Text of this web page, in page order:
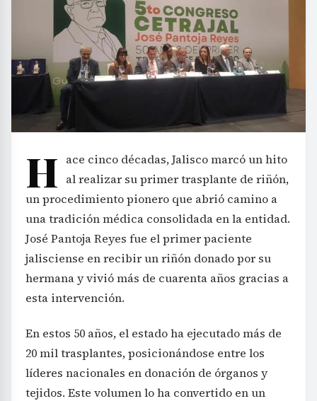
H ace cinco décadas, Jalisco marcó un hito
al realizar su primer trasplante de riñón,
un procedimiento pionero que abrió camino a
una tradición médica consolidada en la entidad.
José Pantoja Reyes fue el primer paciente
jalisciense en recibir un riñón donado por su
hermana y vivió más de cuarenta años gracias a
esta intervención.
En estos 50 años, el estado ha ejecutado más de
20 mil trasplantes, posicionándose entre los
líderes nacionales en donación de órganos y
tejidos. Este volumen lo ha convertido en un